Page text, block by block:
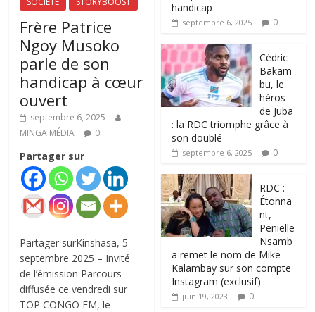
Frère Patrice
Ngoy Musoko
parle de son
handicap à cœur
ouvert
septembre 6, 2025
MINGA MÉDIA
0
Partager sur
Partager surKinshasa, 5
septembre 2025 – Invité
de l’émission Parcours
diffusée ce vendredi sur
TOP CONGO FM, le
handicap
septembre 6, 2025 0
‎Cédric
Bakam
bu, le
héros
de Juba
: la RDC triomphe grâce à
son doublé
septembre 6, 2025 0
RDC :
Étonna
nt,
Penielle
Nsamb
a remet le nom de Mike
Kalambay sur son compte
Instagram (exclusif)
juin 19, 2023 0